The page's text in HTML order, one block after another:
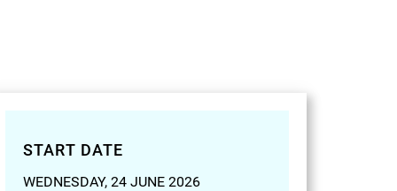
START DATE
WEDNESDAY, 24 JUNE 2026